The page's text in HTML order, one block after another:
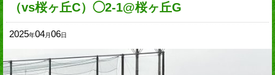
（vs桜ヶ丘C）◯2-1@桜ヶ丘G
2025年04月06日